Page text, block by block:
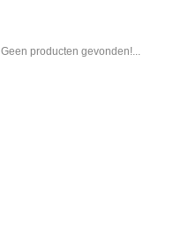
Geen producten gevonden!...